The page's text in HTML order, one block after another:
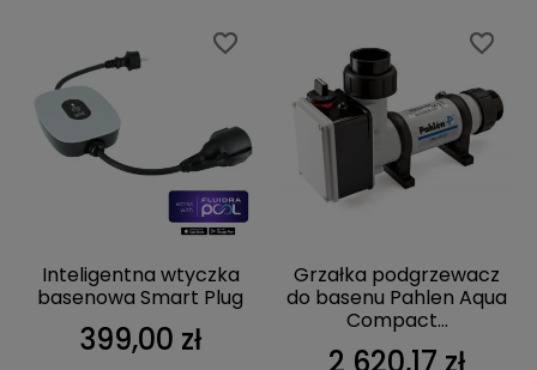
favorite_border
favorite_border
Inteligentna wtyczka
basenowa Smart Plug
399,00 zł
favorite_border
favorite_border
Grzałka podgrzewacz
do basenu Pahlen Aqua
Compact...
2 620,17 zł